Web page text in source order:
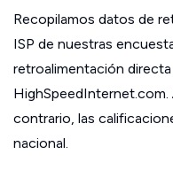
Recopilamos datos de
ISP de nuestras
retroalimentación
HighSpeedInternet.com.
contrario, las
nacional.